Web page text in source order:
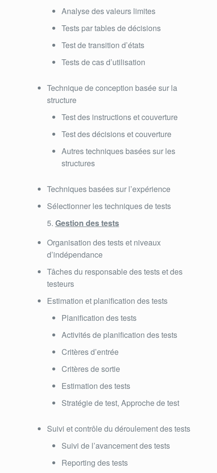
Analyse des valeurs limites
Tests par tables de décisions
Test de transition d’états
Tests de cas d’utilisation
Technique de conception basée sur la
structure
Test des instructions et couverture
Test des décisions et couverture
Autres techniques basées sur les
structures
Techniques basées sur l’expérience
Sélectionner les techniques de tests
Gestion des tests
Organisation des tests et niveaux
d’indépendance
Tâches du responsable des tests et des
testeurs
Estimation et planification des tests
Planification des tests
Activités de planification des tests
Critères d’entrée
Critères de sortie
Estimation des tests
Stratégie de test, Approche de test
Suivi et contrôle du déroulement des tests
Suivi de l’avancement des tests
Reporting des tests